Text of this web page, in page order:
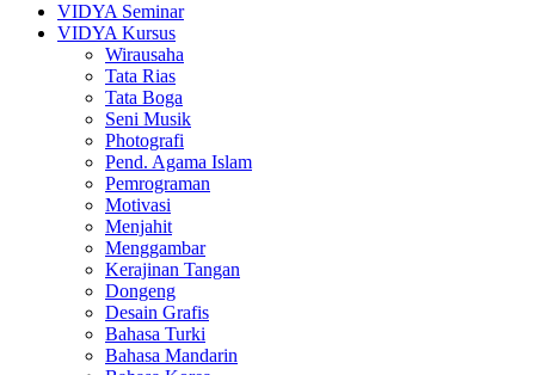
VIDYA Seminar
VIDYA Kursus
Wirausaha
Tata Rias
Tata Boga
Seni Musik
Photografi
Pend. Agama Islam
Pemrograman
Motivasi
Menjahit
Menggambar
Kerajinan Tangan
Dongeng
Desain Grafis
Bahasa Turki
Bahasa Mandarin